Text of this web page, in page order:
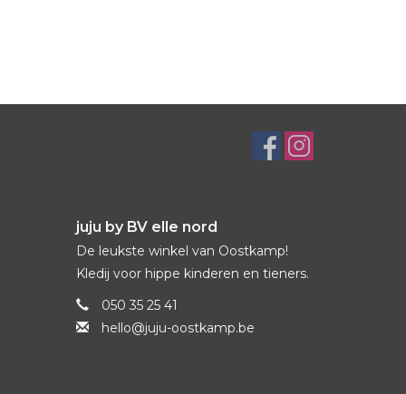
juju by BV elle nord
De leukste winkel van Oostkamp!
Kledij voor hippe kinderen en tieners.
050 35 25 41
hello@juju-oostkamp.be